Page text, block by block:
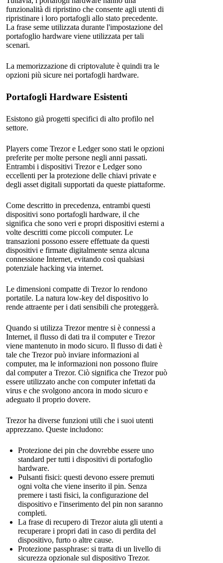
funzionalità di ripristino che consente agli utenti di
ripristinare i loro portafogli allo stato precedente.
La frase seme utilizzata durante l'impostazione del
portafoglio hardware viene utilizzata per tali
scenari.
La memorizzazione di criptovalute è quindi tra le
opzioni più sicure nei portafogli hardware.
Portafogli Hardware Esistenti
Esistono già progetti specifici di alto profilo nel
settore.
Players come Trezor e Ledger sono stati le opzioni
preferite per molte persone negli anni passati.
Entrambi i dispositivi Trezor e Ledger sono
eccellenti per la protezione delle chiavi private e
degli asset digitali supportati da queste piattaforme.
Come descritto in precedenza, entrambi questi
dispositivi sono portafogli hardware, il che
significa che sono veri e propri dispositivi esterni a
volte descritti come piccoli computer. Le
transazioni possono essere effettuate da questi
dispositivi e firmate digitalmente senza alcuna
connessione Internet, evitando così qualsiasi
potenziale hacking via internet.
Le dimensioni compatte di Trezor lo rendono
portatile. La natura low-key del dispositivo lo
rende attraente per i dati sensibili che proteggerà.
Quando si utilizza Trezor mentre si è connessi a
Internet, il flusso di dati tra il computer e Trezor
viene mantenuto in modo sicuro. Il flusso di dati è
tale che Trezor può inviare informazioni al
computer, ma le informazioni non possono fluire
dal computer a Trezor. Ciò significa che Trezor può
essere utilizzato anche con computer infettati da
virus e che svolgono ancora in modo sicuro e
adeguato il proprio dovere.
Trezor ha diverse funzioni utili che i suoi utenti
apprezzano. Queste includono:
Protezione dei pin che dovrebbe essere uno
standard per tutti i dispositivi di portafoglio
hardware.
Pulsanti fisici: questi devono essere premuti
ogni volta che viene inserito il pin. Senza
premere i tasti fisici, la configurazione del
dispositivo e l'inserimento del pin non saranno
completi.
La frase di recupero di Trezor aiuta gli utenti a
recuperare i propri dati in caso di perdita del
dispositivo, furto o altre cause.
Protezione passphrase: si tratta di un livello di
sicurezza opzionale sul dispositivo Trezor.